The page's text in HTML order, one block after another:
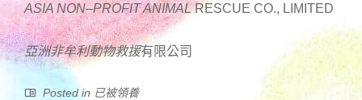
ASIA NON–PROFIT ANIMALRESCUE CO., LIMITED
亞洲非牟利動物救援有限公司
Posted in 已被領養